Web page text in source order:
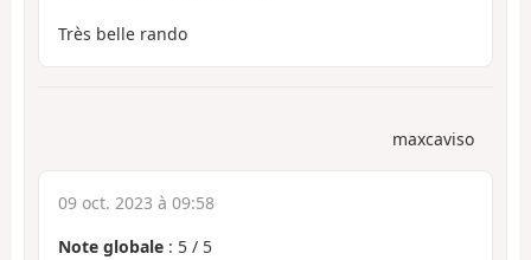
Très belle rando
maxcaviso
09 oct. 2023 à 09:58
Note globale : 5 / 5